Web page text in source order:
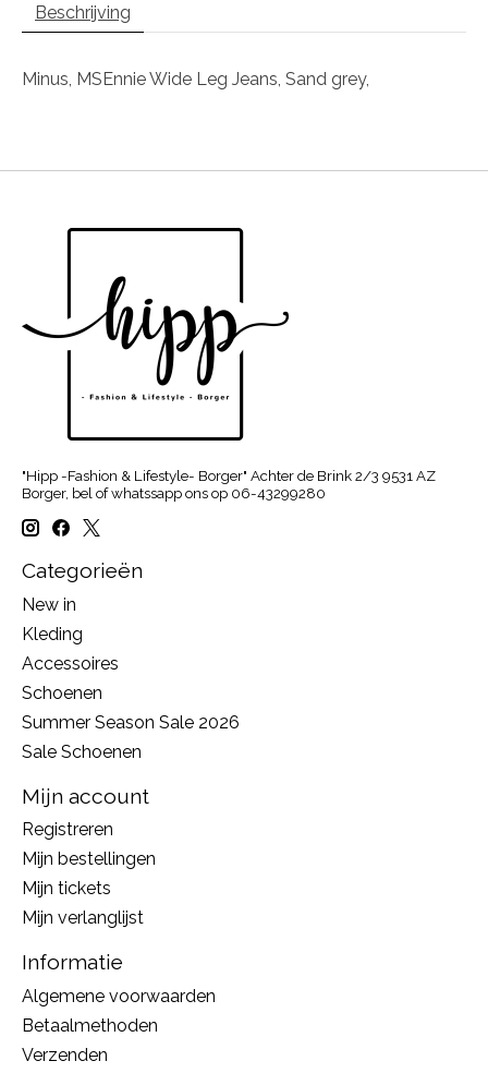
Beschrijving
Minus, MSEnnie Wide Leg Jeans, Sand grey,
"Hipp -Fashion & Lifestyle- Borger" Achter de Brink 2/3 9531 AZ
Borger, bel of whatssapp ons op 06-43299280
Categorieën
New in
Kleding
Accessoires
Schoenen
Summer Season Sale 2026
Sale Schoenen
Mijn account
Registreren
Mijn bestellingen
Mijn tickets
Mijn verlanglijst
Informatie
Algemene voorwaarden
Betaalmethoden
Verzenden